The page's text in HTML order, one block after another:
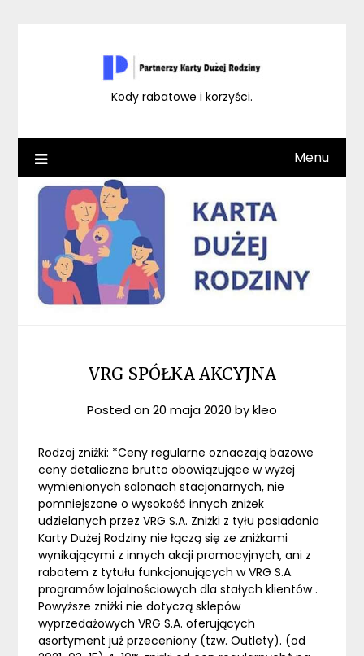
Kody rabatowe i korzyści.
Menu
VRG SPÓŁKA AKCYJNA
Posted on20 maja 2020 bykleo
Rodzaj zniżki: *Ceny regularne oznaczają bazowe
ceny detaliczne brutto obowiązujące w wyżej
wymienionych salonach stacjonarnych, nie
pomniejszone o wysokość innych zniżek
udzielanych przez VRG S.A. Zniżki z tyłu posiadania
Karty Dużej Rodziny nie łączą się ze zniżkami
wynikającymi z innych akcji promocyjnych, ani z
rabatem z tytułu funkcjonujących w VRG S.A.
programów lojalnościowych dla stałych klientów .
Powyższe zniżki nie dotyczą sklepów
wyprzedażowych VRG S.A. oferujących
asortyment już przeceniony (tzw. Outlety). (od